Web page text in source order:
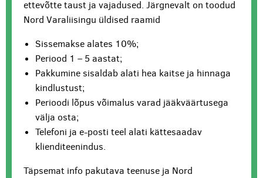
ettevõtte taust ja vajadused. Järgnevalt on toodud
Nord Varaliisingu üldised raamid
Sissemakse alates 10%;
Periood 1 – 5 aastat;
Pakkumine sisaldab alati hea kaitse ja hinnaga
kindlustust;
Perioodi lõpus võimalus varad jääkväärtusega
välja osta;
Telefoni ja e-posti teel alati kättesaadav
klienditeenindus.
Täpsemat info pakutava teenuse ja Nord